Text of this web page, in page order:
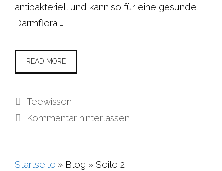
antibakteriell und kann so für eine gesunde
Darmflora …
READ MORE
Kategorien
Teewissen
Kommentar hinterlassen
Startseite » Blog » Seite 2